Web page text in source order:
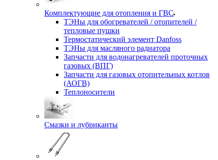
Комплектующие для отопления и ГВС
ТЭНы для обогревателей / отопителей /
тепловые пушки
Термостатический элемент Danfoss
ТЭНы для масляного радиатора
Запчасти для водонагревателей проточных
газовых (ВПГ)
Запчасти для газовых отопительных котлов
(АОГВ)
Теплоносители
Смазки и лубриканты